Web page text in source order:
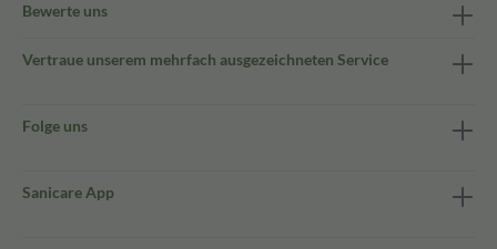
Bewerte uns
Vertraue unserem mehrfach ausgezeichneten Service
Folge uns
Sanicare App